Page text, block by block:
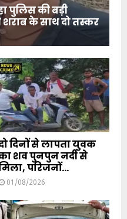
पुलिस की बड़ी
के साथ दो तस्कर
दिनों से लापता युवक
शव पुनपुन नदी से
परिजनों...
01/08/2026